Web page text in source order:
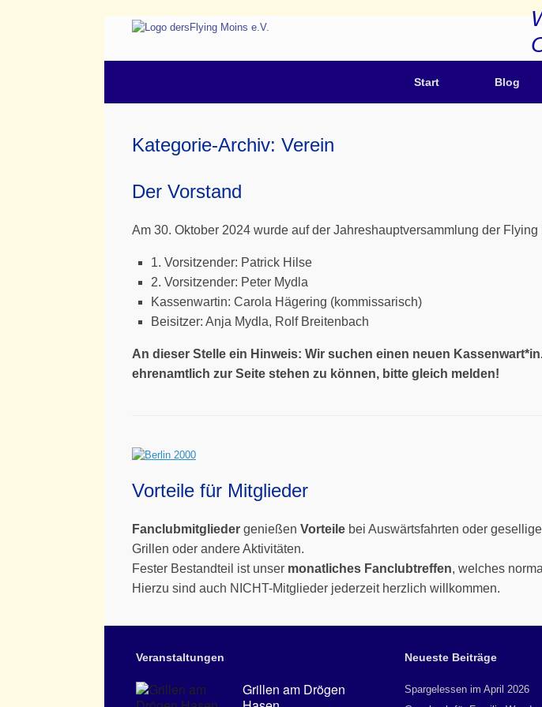
Start Blog
Kategorie-Archiv: Verein
Der Vorstand
Am 30. Oktober 2024 wurde auf der Jahreshauptversammlung der
1. Vorsitzender: Patrick Hilse
2. Vorsitzender: Peter Mydla
Kassenwartin: Carola Hägering (kommissarisch)
Beisitzer: Anja Mydla, Rolf Breitenbach
An dieser Stelle ein Hinweis: Wir suchen einen neuen
ehrenamtlich zur Seite stehen zu können, bitte gleich melden!
Vorteile für Mitglieder
Fanclubmitglieder genießen Vorteile bei Auswärtsfahrten oder
Grillen oder andere Aktivitäten.
Fester Bestandteil ist unser monatliches Fanclubtreffen, welches
Hierzu sind auch NICHT-Mitglieder jederzeit herzlich willkommen.
Veranstaltungen
Grillen am Drögen
Neueste Beiträge
Spargelessen im April 2026